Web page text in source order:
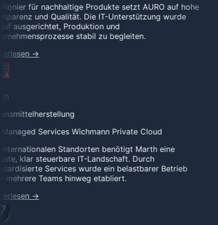
für nachhaltige Produkte setzt AURO auf hohe
und Qualität. Die IT-Unterstützung wurde
ausgerichtet, Produktion und
stabil zu begleiten.
→
ServicesWichmann Private Cloud
Standorten benötigt Marth eine
klar steuerbare IT-Landschaft. Durch
Services wurde ein belastbarer Betrieb
mehrere Teams hinweg etabliert.
→